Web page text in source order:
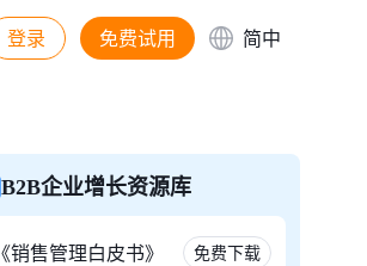
登录 免费试用 简中
B2B企业增长资源库
《销售管理白皮书》 免费下载